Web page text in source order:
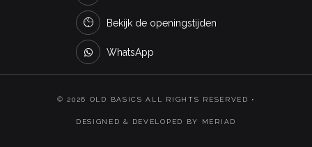
Bekijk de openingstijden
WhatsApp
© 2026 OLD BASICS ALL RIGHTS RESERVED •
DESIGNED & DEVELOPED BY MERIAD